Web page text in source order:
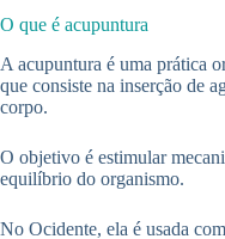
O que é acupuntura
A acupuntura é uma prática
que consiste na inserção de
corpo.
O objetivo é estimular
equilíbrio do organismo.
No Ocidente, ela é usada